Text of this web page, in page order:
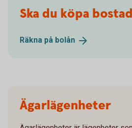
Ska du köpa
Räkna på bolån
Ägarlägenheter